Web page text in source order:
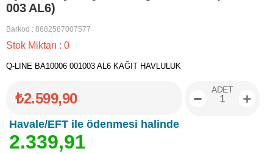
003 AL6)
Barkod : 8682587007577
Stok Miktarı : 0
Q-LINE BA10006 001003 AL6 KAĞIT HAVLULUK
₺2.599,90
Havale/EFT ile ödenmesi halinde
2.339,91
ADET